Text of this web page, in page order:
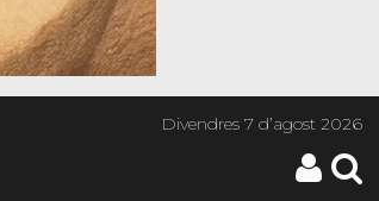
Divendres7 d’agost 2026